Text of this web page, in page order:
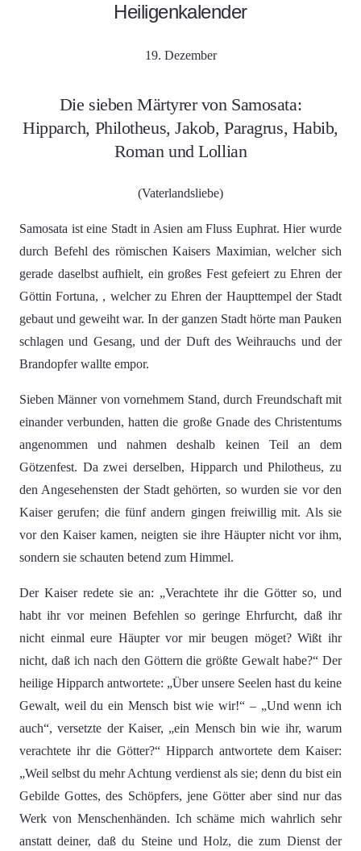
Heiligenkalender
19. Dezember
Die sieben Märtyrer von Samosata:
Hipparch, Philotheus, Jakob, Paragrus, Habib,
Roman und Lollian
(Vaterlandsliebe)
Samosata ist eine Stadt in Asien am Fluss Euphrat. Hier wurde
durch Befehl des römischen Kaisers Maximian, welcher sich
gerade daselbst aufhielt, ein großes Fest gefeiert zu Ehren der
Göttin Fortuna, , welcher zu Ehren der Haupttempel der Stadt
gebaut und geweiht war. In der ganzen Stadt hörte man Pauken
schlagen und Gesang, und der Duft des Weihrauchs und der
Brandopfer wallte empor.
Sieben Männer von vornehmem Stand, durch Freundschaft mit
einander verbunden, hatten die große Gnade des Christentums
angenommen und nahmen deshalb keinen Teil an dem
Götzenfest. Da zwei derselben, Hipparch und Philotheus, zu
den Angesehensten der Stadt gehörten, so wurden sie vor den
Kaiser gerufen; die fünf andern gingen freiwillig mit. Als sie
vor den Kaiser kamen, neigten sie ihre Häupter nicht vor ihm,
sondern sie schauten betend zum Himmel.
Der Kaiser redete sie an: „Verachtete ihr die Götter so, und
habt ihr vor meinen Befehlen so geringe Ehrfurcht, daß ihr
nicht einmal eure Häupter vor mir beugen möget? Wißt ihr
nicht, daß ich nach den Göttern die größte Gewalt habe?“ Der
heilige Hipparch antwortete: „Über unsere Seelen hast du keine
Gewalt, weil du ein Mensch bist wie wir!“ – „Und wenn ich
auch“, versetzte der Kaiser, „ein Mensch bin wie ihr, warum
verachtete ihr die Götter?“ Hipparch antwortete dem Kaiser:
„Weil selbst du mehr Achtung verdienst als sie; denn du bist ein
Gebilde Gottes, des Schöpfers, jene Götter aber sind nur das
Werk von Menschenhänden. Ich schäme mich wahrlich sehr
anstatt deiner, daß du Steine und Holz, die zum Dienst der